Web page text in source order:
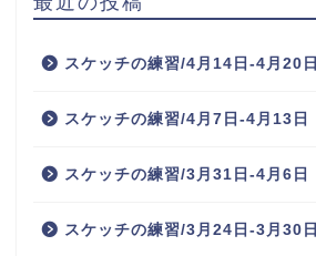
スケッチの練習/4月14日-4月20日
スケッチの練習/4月7日-4月13日
スケッチの練習/3月31日-4月6日
スケッチの練習/3月24日-3月30日